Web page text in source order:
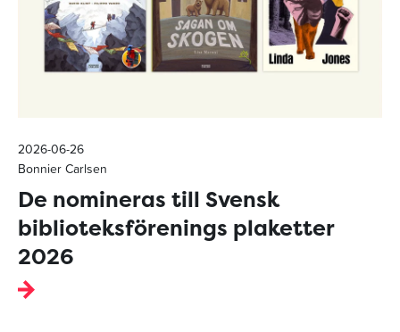
2026-06-26
Bonnier Carlsen
De nomineras till Svensk
biblioteksförenings plaketter
2026